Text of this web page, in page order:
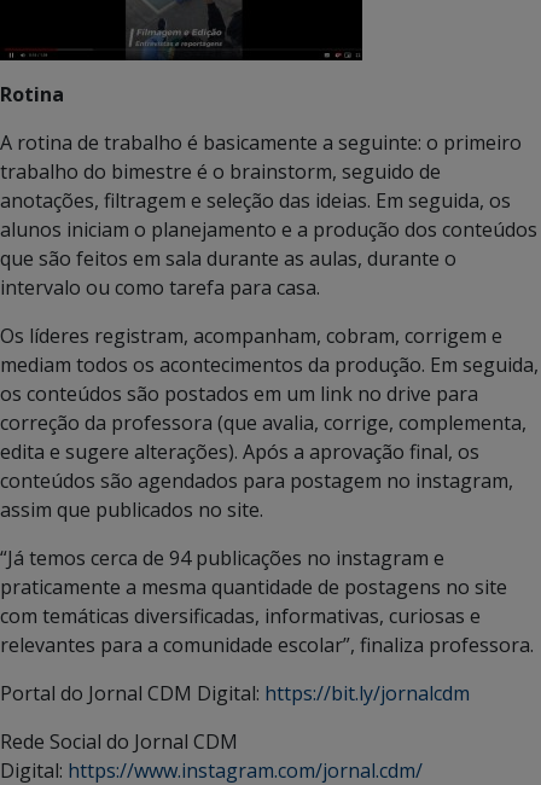
Rotina
A rotina de trabalho é basicamente a seguinte: o primeiro
trabalho do bimestre é o brainstorm, seguido de
anotações, filtragem e seleção das ideias. Em seguida, os
alunos iniciam o planejamento e a produção dos conteúdos
que são feitos em sala durante as aulas, durante o
intervalo ou como tarefa para casa.
Os líderes registram, acompanham, cobram, corrigem e
mediam todos os acontecimentos da produção. Em seguida,
os conteúdos são postados em um link no drive para
correção da professora (que avalia, corrige, complementa,
edita e sugere alterações). Após a aprovação final, os
conteúdos são agendados para postagem no instagram,
assim que publicados no site.
“Já temos cerca de 94 publicações no instagram e
praticamente a mesma quantidade de postagens no site
com temáticas diversificadas, informativas, curiosas e
relevantes para a comunidade escolar”, finaliza professora.
Portal do Jornal CDM Digital: https://bit.ly/jornalcdm
Rede Social do Jornal CDM
Digital: https://www.instagram.com/jornal.cdm/